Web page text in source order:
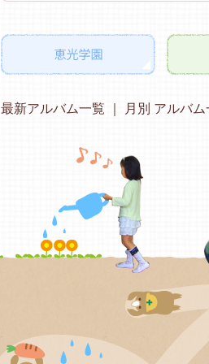
最新アルバム一覧 月別 アルバ